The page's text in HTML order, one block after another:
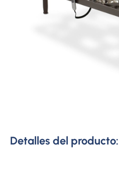
Detalles del producto: